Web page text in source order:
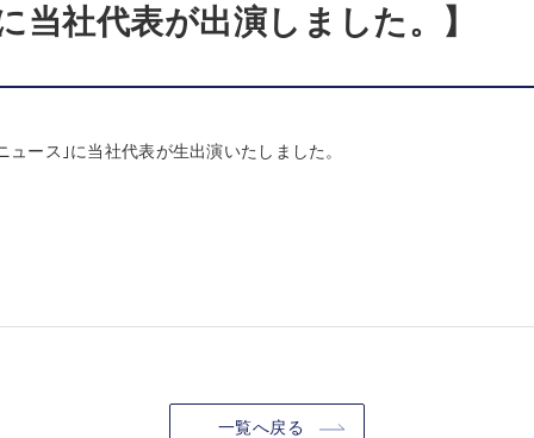
社代表が出演しました。】
ース｣に当社代表が生出演いたしました。
一覧へ戻る